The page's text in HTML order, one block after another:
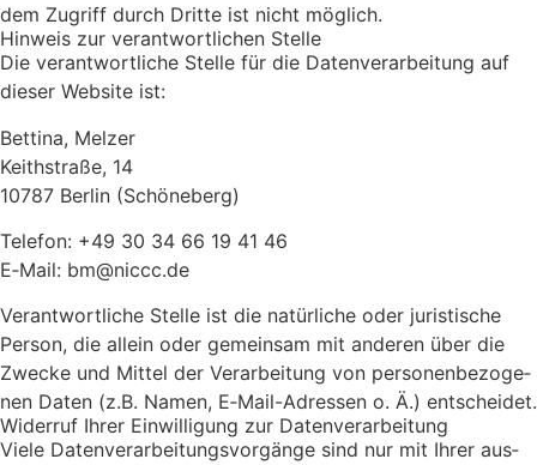
dem Zugriff durch Drit­te ist nicht mög­lich.
Hin­weis zur ver­ant­wort­li­chen Stel­le
Die ver­ant­wort­li­che Stel­le für die Daten­ver­ar­bei­tung auf
die­ser Web­site ist:
Bet­ti­na, Mel­zer
Keit­h­stra­ße, 14
10787 Ber­lin (Schö­ne­berg)
Tele­fon: +49 30 34 66 19 41 46
E‑Mail: bm@niccc.de
Ver­ant­wort­li­che Stel­le ist die natür­li­che oder juris­ti­sche
Per­son, die allein oder gemein­sam mit ande­ren über die
Zwe­cke und Mit­tel der Ver­ar­bei­tung von per­so­nen­be­zo­ge­
nen Daten (z.B. Namen, E‑Mail-Adres­sen o. Ä.) ent­schei­det.
Wider­ruf Ihrer Ein­wil­li­gung zur Daten­ver­ar­bei­tung
Vie­le Daten­ver­ar­bei­tungs­vor­gän­ge sind nur mit Ihrer aus­